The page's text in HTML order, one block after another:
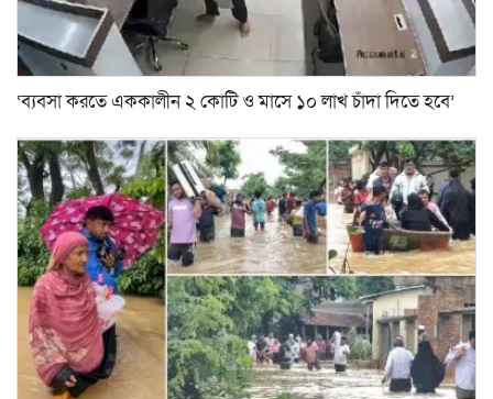
‘ব্যবসা করতে এককালীন ২ কোটি ও মাসে ১০ লাখ চাঁদা দিতে হবে’